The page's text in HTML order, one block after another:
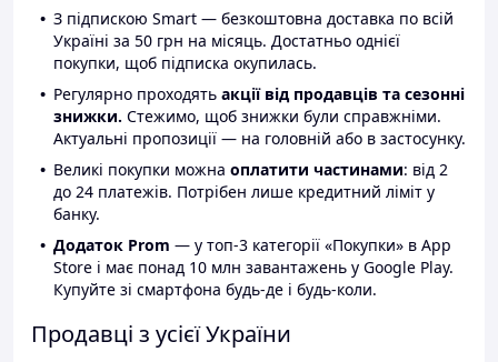
З підпискою Smart — безкоштовна доставка по всій
Україні за 50 грн на місяць. Достатньо однієї
покупки, щоб підписка окупилась.
Регулярно проходять акції від продавців та сезонні
знижки. Стежимо, щоб знижки були справжніми.
Актуальні пропозиції — на головній або в застосунку.
Великі покупки можна оплатити частинами: від 2
до 24 платежів. Потрібен лише кредитний ліміт у
банку.
Додаток Prom — у топ-3 категорії «Покупки» в App
Store і має понад 10 млн завантажень у Google Play.
Купуйте зі смартфона будь-де і будь-коли.
Продавці з усієї України